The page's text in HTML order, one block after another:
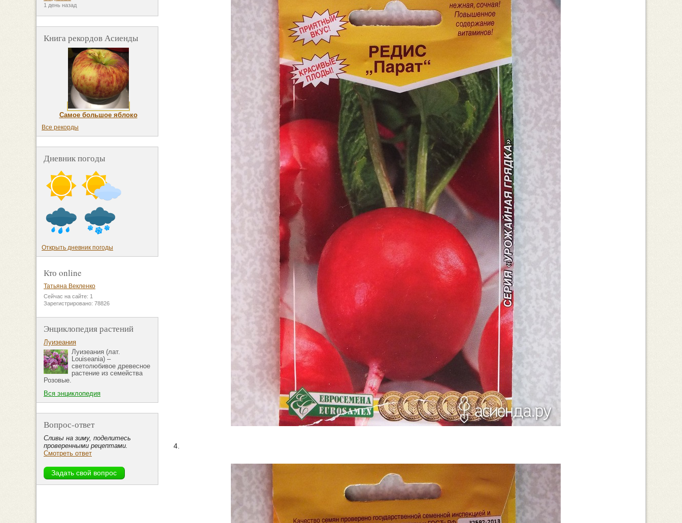
4.
1 день назад
Книга рекордов Асиенды
Самое большое яблоко
Все рекорды
Дневник погоды
Открыть дневник погоды
Кто online
Татьяна Векленко
Сейчас на сайте: 1
Зарегистрировано: 78826
Энциклопедия растений
Луизеания
Луизеания (лат.
Louiseania) –
светолюбивое древесное
растение из семейства
Розовые.
Вся энциклопедия
Вопрос-ответ
Сливы на зиму, поделитесь
проверенными рецептами.
Смотреть ответ